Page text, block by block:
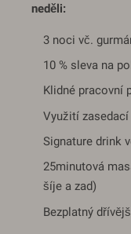
neděli:
3 noci vč.
10 % sleva na
Klidné pracovní
Využití
Signature drink
25minutová
šíje a zad)
Bezplatný